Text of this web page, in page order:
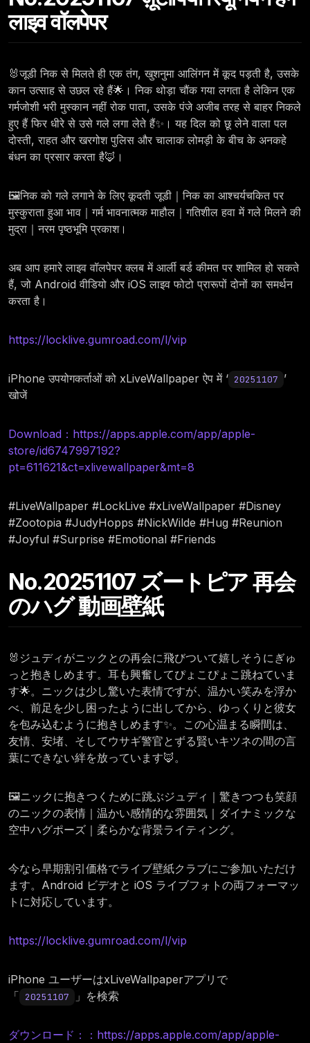
लाइव वॉलपेपर
🐰जूडी निक से मिलते ही एक तंग, खुशनुमा आलिंगन में कूद पड़ती है, उसके
कान उत्साह से उछल रहे हैं🌟। निक थोड़ा चौंक गया लगता है लेकिन एक
गर्मजोशी भरी मुस्कान नहीं रोक पाता, उसके पंजे अजीब तरह से बाहर निकले
हुए हैं फिर धीरे से उसे गले लगा लेते हैं✨। यह दिल को छू लेने वाला पल
दोस्ती, राहत और खरगोश पुलिस और चालाक लोमड़ी के बीच के अनकहे
बंधन का प्रसार करता है🦊।
🖼️निक को गले लगाने के लिए कूदती जूडी｜निक का आश्चर्यचकित पर
मुस्कुराता हुआ भाव｜गर्म भावनात्मक माहौल｜गतिशील हवा में गले मिलने की
मुद्रा｜नरम पृष्ठभूमि प्रकाश।
अब आप हमारे लाइव वॉलपेपर क्लब में आर्ली बर्ड कीमत पर शामिल हो सकते
हैं, जो Android वीडियो और iOS लाइव फोटो प्रारूपों दोनों का समर्थन
करता है।
https://locklive.gumroad.com/l/vip
iPhone उपयोगकर्ताओं को xLiveWallpaper ऐप में ‘ 20251107 ’
खोजें
Download：https://apps.apple.com/app/apple-
store/id6747997192?
pt=611621&ct=xlivewallpaper&mt=8
#LiveWallpaper #LockLive #xLiveWallpaper #Disney
#Zootopia #JudyHopps #NickWilde #Hug #Reunion
#Joyful #Surprise #Emotional #Friends
No.20251107 ズートピア 再会
のハグ 動画壁紙
🐰ジュディがニックとの再会に飛びついて嬉しそうにぎゅ
っと抱きしめます。耳も興奮してぴょこぴょこ跳ねていま
す🌟。ニックは少し驚いた表情ですが、温かい笑みを浮か
べ、前足を少し困ったように出してから、ゆっくりと彼女
を包み込むように抱きしめます✨。この心温まる瞬間は、
友情、安堵、そしてウサギ警官とずる賢いキツネの間の言
葉にできない絆を放っています🦊。
🖼️ニックに抱きつくために跳ぶジュディ｜驚きつつも笑顔
のニックの表情｜温かい感情的な雰囲気｜ダイナミックな
空中ハグポーズ｜柔らかな背景ライティング。
今なら早期割引価格でライブ壁紙クラブにご参加いただけ
ます。Android ビデオと iOS ライブフォトの両フォーマッ
トに対応しています。
https://locklive.gumroad.com/l/vip
iPhone ユーザーはxLiveWallpaperアプリで
「 20251107 」を検索
ダウンロード：：https://apps.apple.com/app/apple-